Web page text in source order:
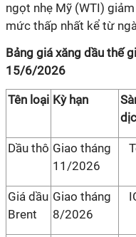
ngọt nhẹ Mỹ (WTI)
mức thấp nhất kể từ
Bảng giá xăng dầu thế
15/6/2026
Tên loại Kỳ hạn
Dầu thô Giao tháng
11/2026
Giá dầu
Brent
Giao tháng
8/2026